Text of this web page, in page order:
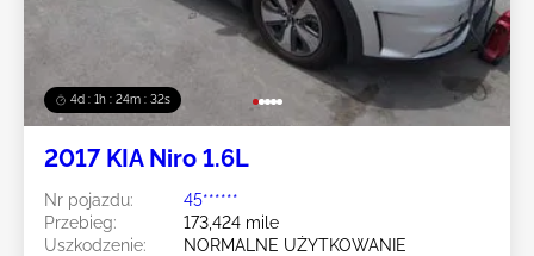
4d : 1h : 24m : 29s
2017 KIA Niro 1.6L
Nr pojazdu:
45******
Przebieg:
173,424 mile
Uszkodzenie:
NORMALNE UŻYTKOWANIE